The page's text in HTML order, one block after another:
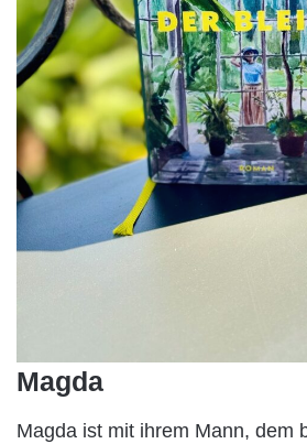
Magda
Magda ist mit ihrem Mann, dem